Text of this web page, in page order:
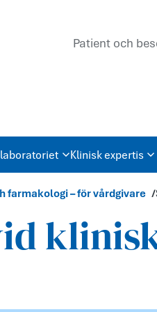
Patient och
Klinisk expertis
farmakologi – för vårdgivare